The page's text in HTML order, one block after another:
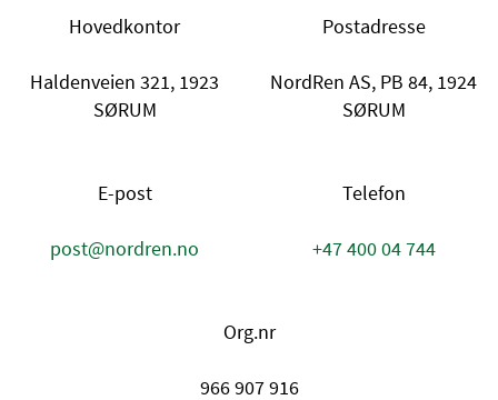
Hovedkontor
Haldenveien 321, 1923
SØRUM
Postadresse
NordRen AS, PB 84, 1924
SØRUM
E-post
post@nordren.no
Telefon
+47 400 04 744
Org.nr
966 907 916